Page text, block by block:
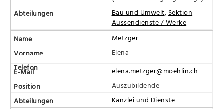
Bau und Umwelt, Sektion
Aussendienste / Werke
Metzger
Elena
elena.metzger@moehlin.ch
Auszubildende
Kanzlei und Dienste